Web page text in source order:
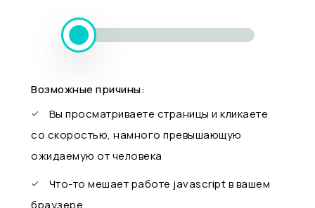
Возможные причины:
Вы просматриваете страницы и кликаете
со скоростью, намного превышающую
ожидаемую от человека
Что-то мешает работе javascript в вашем
браузере